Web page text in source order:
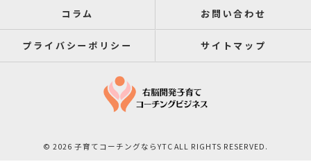
コラム お問い合わせ
プライバシーポリシー サイトマップ
© 2026 子育てコーチングならYTC ALL RIGHTS RESERVED.